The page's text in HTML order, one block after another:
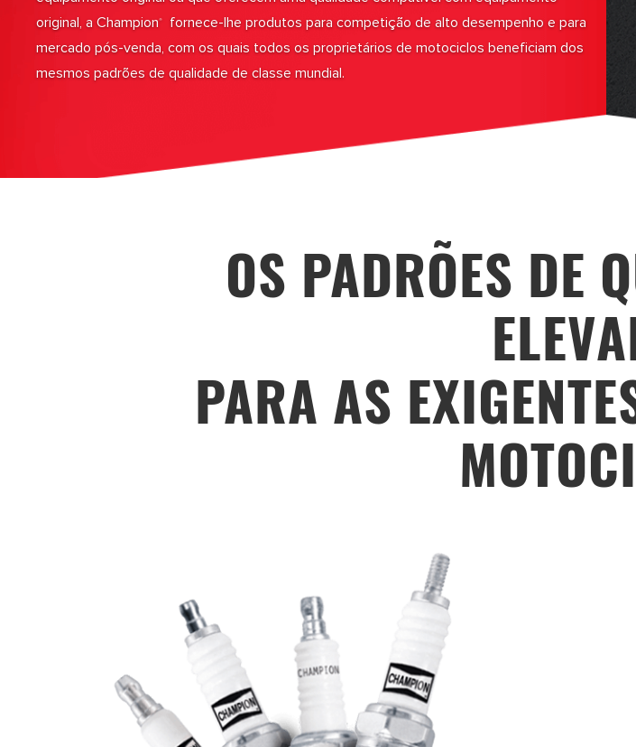
original, a Champion®
fornece-lhe produtos para competição de alto desempenho e para
mercado pós-venda, com os quais todos os proprietários de motociclos beneficiam dos
mesmos padrões de qualidade de classe mundial.
OS PADRÕES DE
PARA AS